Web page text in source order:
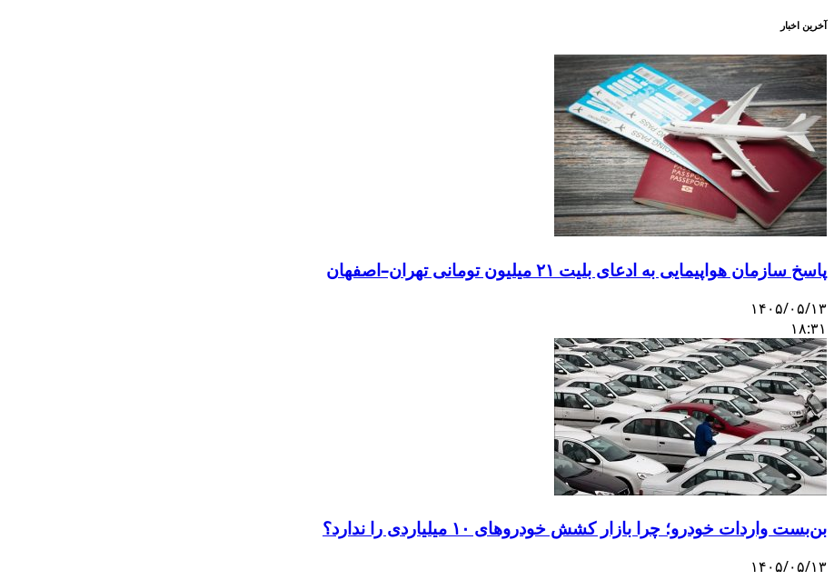
آخرین اخبار
پاسخ سازمان هواپیمایی به ادعای بلیت ۲۱ میلیون تومانی تهران–اصفهان
۱۴۰۵/۰۵/۱۳
۱۸:۳۱
بن‌بست واردات خودرو؛ چرا بازار کشش خودروهای ۱۰ میلیاردی را ندارد؟
۱۴۰۵/۰۵/۱۳